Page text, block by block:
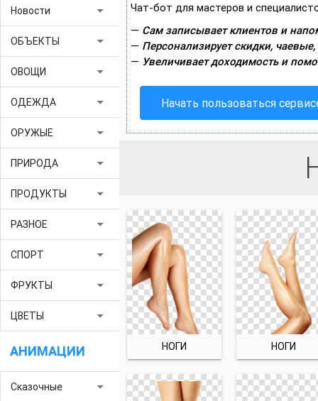
Новости arrow_drop_down
ОБЪЕКТЫ arrow_drop_down
ОВОЩИ arrow_drop_down
ОДЕЖДА arrow_drop_down
ОРУЖЫЕ arrow_drop_down
ПРИРОДА arrow_drop_down
ПРОДУКТЫ arrow_drop_down
РАЗНОЕ arrow_drop_down
СПОРТ arrow_drop_down
ФРУКТЫ arrow_drop_down
ЦВЕТЫ arrow_drop_down
АНИМАЦИИ
Сказочные arrow_drop_down
Чат-бот для мастеров и
— Сам записывает клиентов и
— Персонализирует скидки,
— Увеличивает доходимость и
Начать пользоваться
НОГИ НОГИ